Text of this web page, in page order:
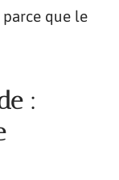
que le
: